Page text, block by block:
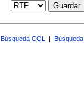
Guardar
Búsqueda CQL